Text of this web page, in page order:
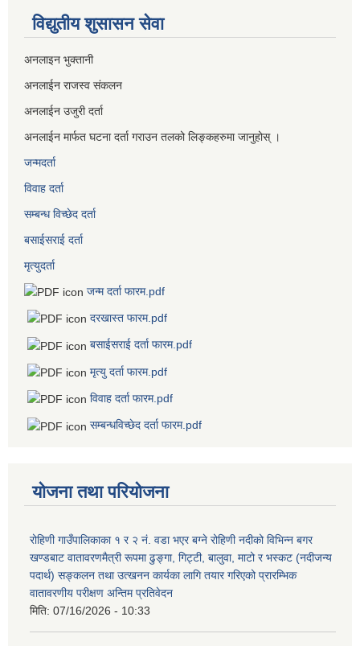
विद्युतीय शुसासन सेवा
अनलाइन भुक्तानी
अनलाईन राजस्व संकलन
अनलाईन उजुरी दर्ता
अनलाईन मार्फत घटना दर्ता गराउन तलको लिङ्कहरुमा जानुहोस् ।
जन्मदर्ता
विवाह दर्ता
सम्बन्ध विच्छेद दर्ता
बसाईसराई दर्ता
मृत्युदर्ता
जन्म दर्ता फारम.pdf
दरखास्त फारम.pdf
बसाईसराई दर्ता फारम.pdf
मृत्यु दर्ता फारम.pdf
विवाह दर्ता फारम.pdf
सम्बन्धविच्छेद दर्ता फारम.pdf
योजना तथा परियोजना
रोहिणी गाउँपालिकाका १ र २ नं. वडा भएर बग्ने रोहिणी नदीको विभिन्न बगर
खण्डबाट वातावरणमैत्री रूपमा ढुङ्गा, गिट्टी, बालुवा, माटो र भस्कट (नदीजन्य
पदार्थ) सङ्कलन तथा उत्खनन कार्यका लागि तयार गरिएको प्रारम्भिक
वातावरणीय परीक्षण अन्तिम प्रतिवेदन
मिति: 07/16/2026 - 10:33